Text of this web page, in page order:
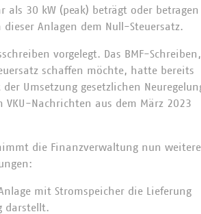
30 kW (peak) beträgt oder betragen
Anlagen dem Null-Steuersatz.
vorgelegt. Das BMF-Schreiben,
schaffen möchte, hatte bereits
Umsetzung gesetzlichen
VKU-Nachrichten aus dem März 2023
die Finanzverwaltung nun weitere
mit Stromspeicher die Lieferung
darstellt.